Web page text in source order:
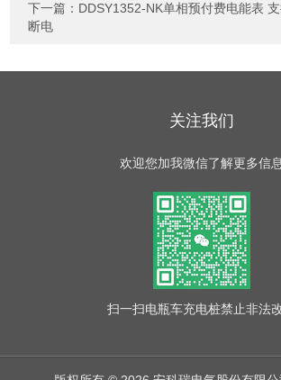
下一篇： DDSY1352-NK单相预付费电能表
断电
关注我们
欢迎您加我微信了解更多信息
扫一扫电瓶车充电桩禁止非法